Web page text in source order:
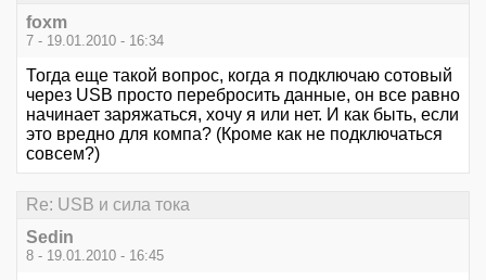
foxm
7 - 19.01.2010 - 16:34
Тогда еще такой вопрос, когда я подключаю сотовый
через USB просто перебросить данные, он все равно
начинает заряжаться, хочу я или нет. И как быть, если
это вредно для компа? (Кроме как не подключаться
совсем?)
Re: USB и сила тока
Sedin
8 - 19.01.2010 - 16:45